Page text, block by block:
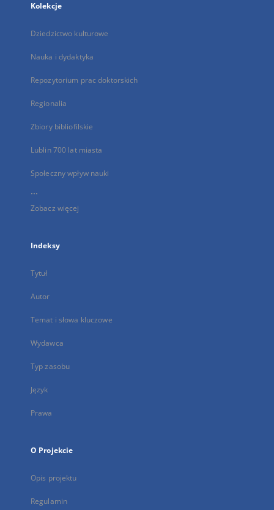
Kolekcje
Dziedzictwo kulturowe
Nauka i dydaktyka
Repozytorium prac doktorskich
Regionalia
Zbiory bibliofilskie
Lublin 700 lat miasta
Społeczny wpływ nauki
...
Zobacz więcej
Indeksy
Tytuł
Autor
Temat i słowa kluczowe
Wydawca
Typ zasobu
Język
Prawa
O Projekcie
Opis projektu
Regulamin